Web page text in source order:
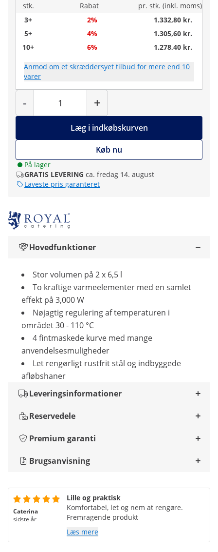
stk.
Rabat
pr. stk. (inkl. moms)
3+
2%
1.332,80 kr.
5+
4%
1.305,60 kr.
10+
6% 1.278,40 kr.
Anmod om et skræddersyet tilbud for mere end 10
varer
-
Antal
+
Læg i indkøbskurven
Køb nu
På lager
GRATIS LEVERING ca. fredag 14. august
Laveste pris garanteret
Hovedfunktioner
Stor volumen på 2 x 6,5 l
To kraftige varmeelementer med en samlet
effekt på 3,000 W
Nøjagtig regulering af temperaturen i
området 30 - 110 °C
4 fintmaskede kurve med mange
anvendelsesmuligheder
Let rengørligt rustfrit stål og indbyggede
afløbshaner
Leveringsinformationer
Reservedele
Premium garanti
Brugsanvisning
Caterina
sidste år
Lille og praktisk
Komfortabel, let og nem at rengøre.
Fremragende produkt
Læs mere